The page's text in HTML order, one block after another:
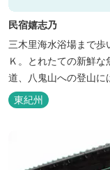
民宿嬉志乃
三木里海水浴場まで歩
Ｋ。とれたての新鮮
道、八鬼山への登山に
東紀州